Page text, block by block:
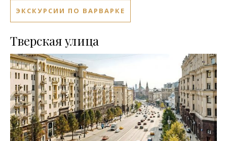
ЭКСКУРСИИ ПО ВАРВАРКЕ
Тверская улица